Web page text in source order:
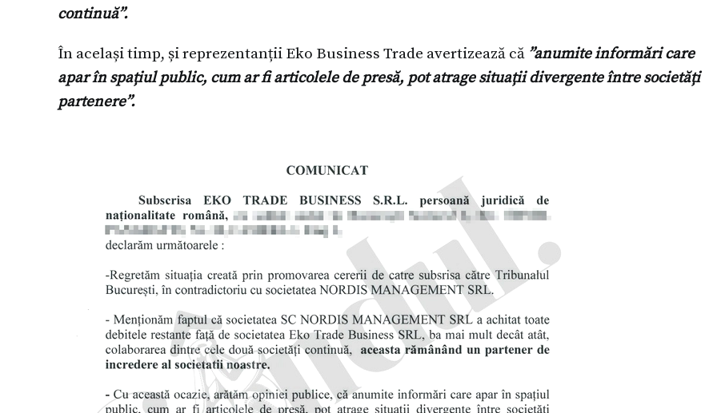
continuă”.
În același timp, și reprezentanții Eko Business Trade avertizează că ”anumite informări care
apar în spațiul public, cum ar fi articolele de presă, pot atrage situații divergente între societăți
partenere”.